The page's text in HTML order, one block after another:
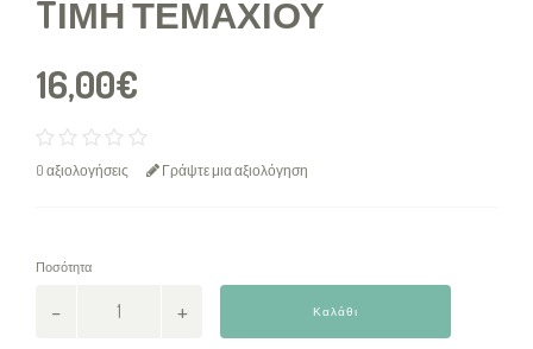
TΙΜΉ ΤΕΜΑΧΊΟΥ
16,00€
0 αξιολογήσεις Γράψτε μια αξιολόγηση
Ποσότητα
Καλάθι